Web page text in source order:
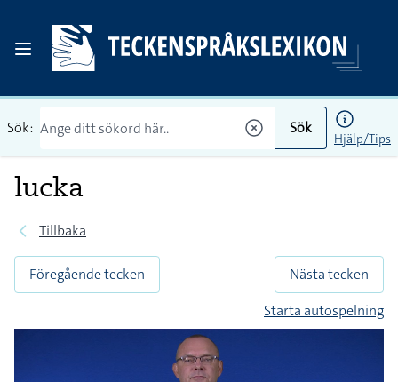
Sök: Sök
Hjälp/Tips
lucka
Tillbaka
Föregående tecken
Nästa tecken
Starta autospelning